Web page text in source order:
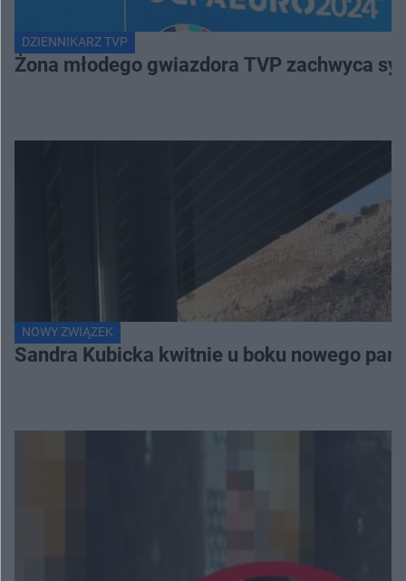
DZIENNIKARZ TVP
Żona młodego gwiazdora TVP zachwyca
NOWY ZWIĄZEK
Sandra Kubicka kwitnie u boku nowego